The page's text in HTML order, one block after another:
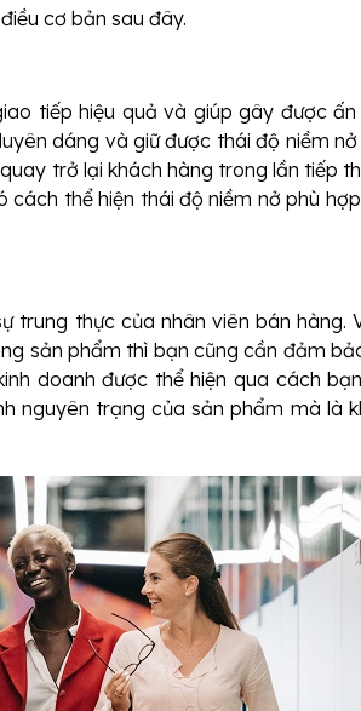
cơ bản sau đây.
tiếp hiệu quả và giúp gây được
dáng và giữ được thái độ niềm
trở lại khách hàng trong lần tiếp
thể hiện thái độ niềm nở phù
trung thực của nhân viên bán hàng.
sản phẩm thì bạn cũng cần đảm
doanh được thể hiện qua cách
nguyên trạng của sản phẩm mà là